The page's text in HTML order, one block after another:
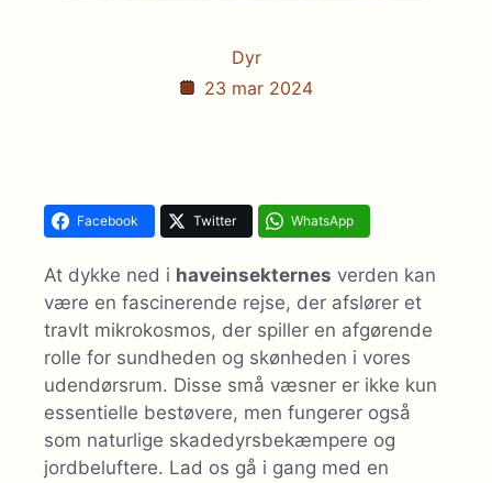
Dyr
23 mar 2024
Facebook Twitter WhatsApp
At dykke ned i haveinsekternes verden kan
være en fascinerende rejse, der afslører et
travlt mikrokosmos, der spiller en afgørende
rolle for sundheden og skønheden i vores
udendørsrum. Disse små væsner er ikke kun
essentielle bestøvere, men fungerer også
som naturlige skadedyrsbekæmpere og
jordbeluftere. Lad os gå i gang med en